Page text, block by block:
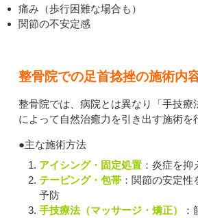
痛み（歩行困難な場合も）
関節の不安定感
整骨院での足首捻挫の施術内
整骨院では、病院とは異なり「手技療
によって自然治癒力を引き出す施術を
●主な施術方法
アイシング・固定処置 ：炎症を
テーピング・包帯 ：関節の安定
予防
手技療法（マッサージ・矯正）